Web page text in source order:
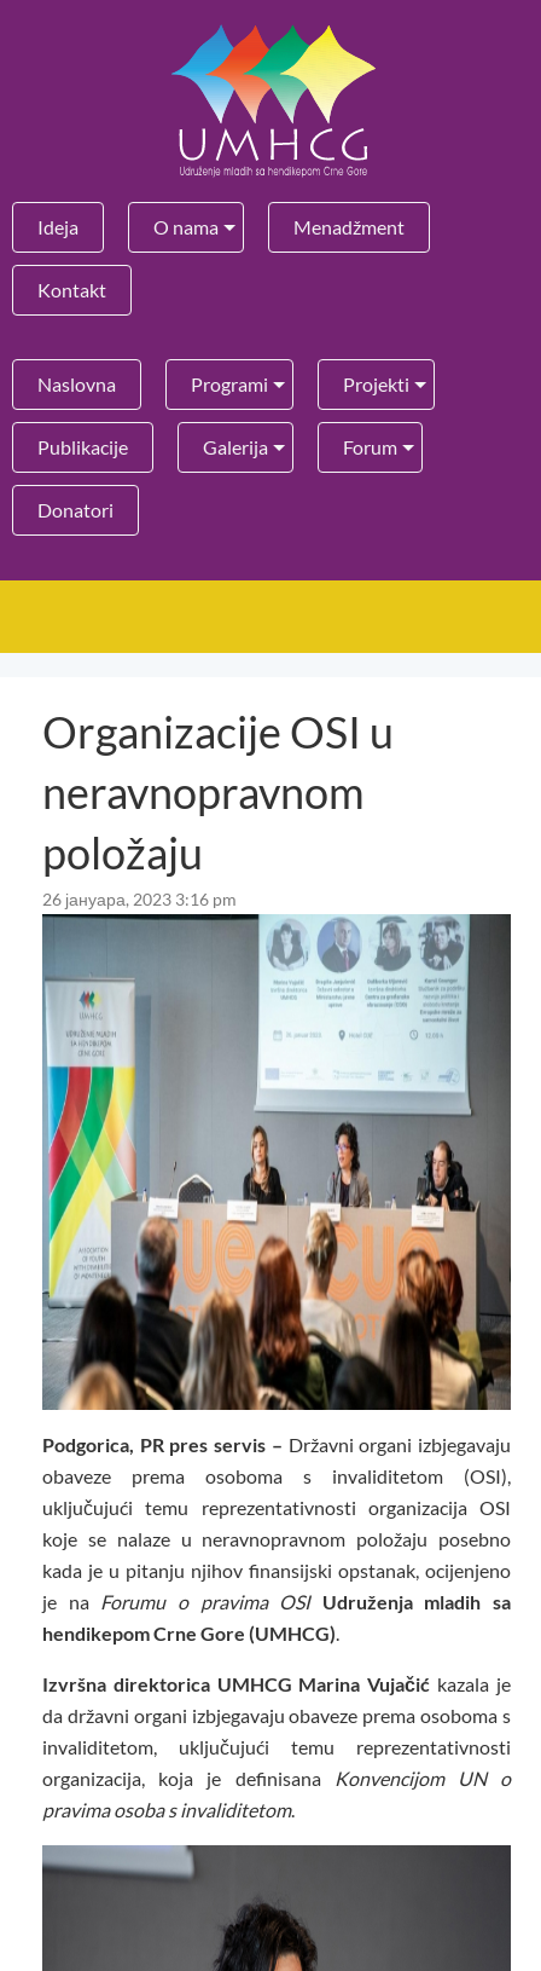
Ideja O nama Menadžment
Kontakt
Naslovna Programi Projekti
Publikacije Galerija Forum
Donatori
Organizacije OSI u
neravnopravnom
položaju
26 јануара, 2023 3:16 pm
Podgorica, PR pres servis – Državni organi izbjegavaju
obaveze prema osoboma s invaliditetom (OSI),
uključujući temu reprezentativnosti organizacija OSI
koje se nalaze u neravnopravnom položaju posebno
kada je u pitanju njihov finansijski opstanak, ocijenjeno
je na Forumu o pravima OSI Udruženja mladih sa
hendikepom Crne Gore (UMHCG).
Izvršna direktorica UMHCG Marina Vujačić kazala je
da državni organi izbjegavaju obaveze prema osoboma s
invaliditetom, uključujući temu reprezentativnosti
organizacija, koja je definisana
Konvencijom UN o
pravima osoba s invaliditetom.